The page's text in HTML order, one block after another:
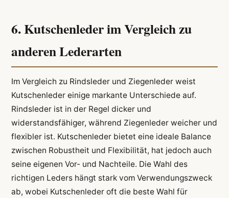
6. Kutschenleder im Vergleich zu
anderen Lederarten
Im Vergleich zu Rindsleder und Ziegenleder weist
Kutschenleder einige markante Unterschiede auf.
Rindsleder ist in der Regel dicker und
widerstandsfähiger, während Ziegenleder weicher und
flexibler ist. Kutschenleder bietet eine ideale Balance
zwischen Robustheit und Flexibilität, hat jedoch auch
seine eigenen Vor- und Nachteile. Die Wahl des
richtigen Leders hängt stark vom Verwendungszweck
ab, wobei Kutschenleder oft die beste Wahl für